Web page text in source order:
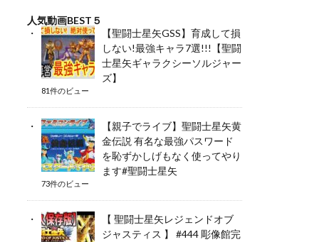
人気動画BEST５
【聖闘士星矢GSS】育成して損
しない!最強キャラ7選!!!【聖闘
士星矢ギャラクシーソルジャー
ズ】
81件のビュー
【親子でライブ】聖闘士星矢黄
金伝説 有名な最強パスワード
を恥ずかしげもなく使ってやり
ます#聖闘士星矢
73件のビュー
【 聖闘士星矢レジェンドオブ
ジャスティス 】 #444 彫像館完